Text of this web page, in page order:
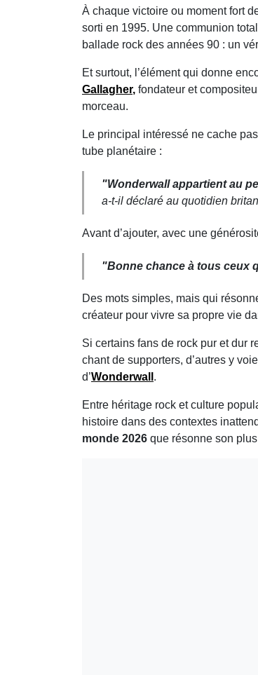
À chaque victoire ou moment fort
sorti en 1995. Une communion
ballade rock des années 90 : un
Et surtout, l’élément qui donne
Gallagher, fondateur et
morceau.
Le principal intéressé ne cache
tube planétaire :
"Wonderwall appartient au
a-t-il déclaré au quotidien
Avant d’ajouter, avec une
"Bonne chance à tous ceux
Des mots simples, mais qui
créateur pour vivre sa propre vie
Si certains fans de rock pur et dur
chant de supporters, d’autres y
d’Wonderwall .
Entre héritage rock et culture
histoire dans des contextes
monde 2026 que résonne son